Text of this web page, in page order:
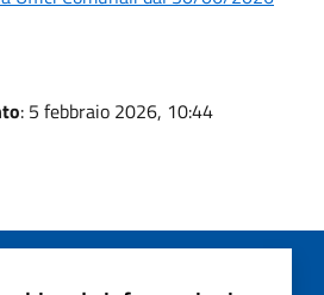
: 5 febbraio 2026, 10:44